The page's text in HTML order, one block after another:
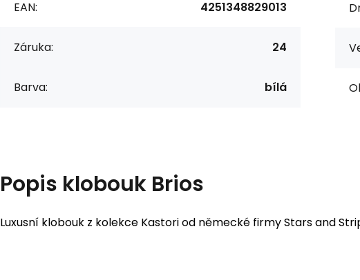
EAN: 4251348829013
Záruka: 24
Barva: bílá
Popis klobouk Brios
Luxusní klobouk z kolekce Kastori od německé firmy Stars and